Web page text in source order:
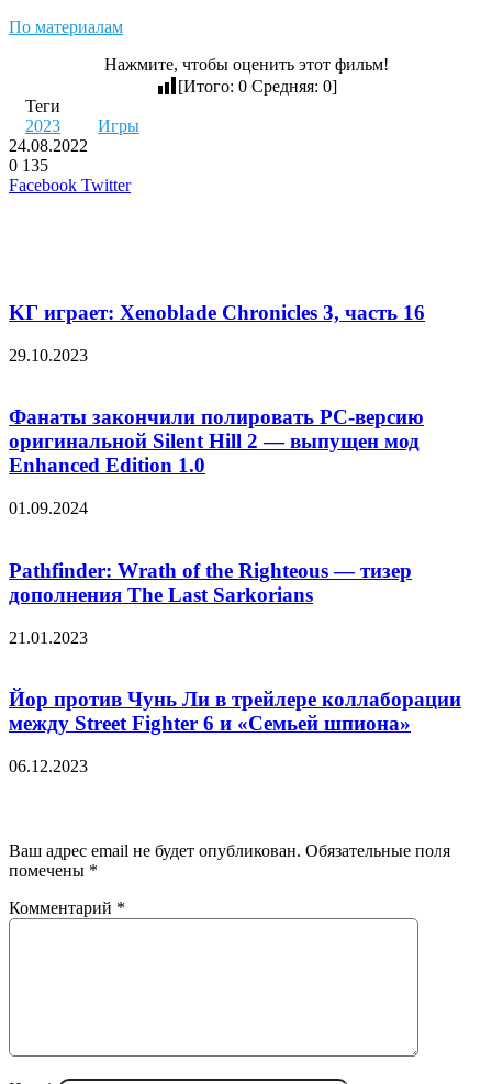
По материалам
Нажмите, чтобы оценить этот фильм!
[Итого: 0Средняя: 0]
Теги
2023
Игры
24.08.2022
0 135
Facebook TwitterLinkedIn
Pinterest
Вконтакте
Одноклассники
Skype
WhatsApp
Telegram
Viber
KГ игpaeт: Xenoblade Chronicles 3, чacть 16
29.10.2023
Фанаты закончили полировать PC-версию
оригинальной Silent Hill 2 — выпущен мод
Enhanced Edition 1.0
01.09.2024
Pathfinder: Wrath of the Righteous — тизер
дополнения The Last Sarkorians
21.01.2023
Йор против Чунь Ли в трейлере коллаборации
между Street Fighter 6 и «Семьей шпиона»
06.12.2023
Ваш адрес email не будет опубликован. Обязательные поля
помечены *
Комментарий *